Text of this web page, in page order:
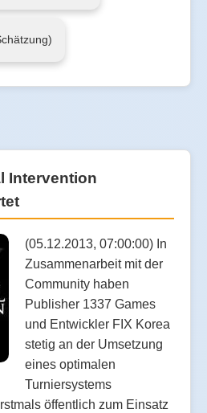
Intervention
(05.12.2013, 07:00:00) In
Zusammenarbeit mit der
Community haben
Publisher 1337 Games
und Entwickler FIX Korea
stetig an der Umsetzung
eines optimalen
Turniersystems
öffentlich zum Einsatz